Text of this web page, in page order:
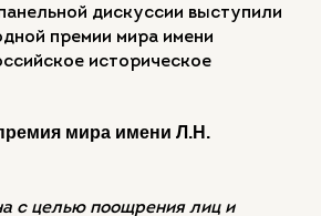
дискуссии выступили
премии мира имени
историческое
мира имени Л.Н.
с целью поощрения лиц и